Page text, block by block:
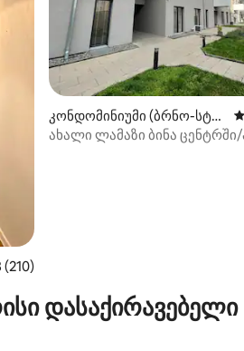
შეფასებაა 5‑დან 4,98, 210
(210)
კონდომინიუმი (ბრნო-სტრ
ედ)
ახალი ლამაზი ბინა ცენტრში/